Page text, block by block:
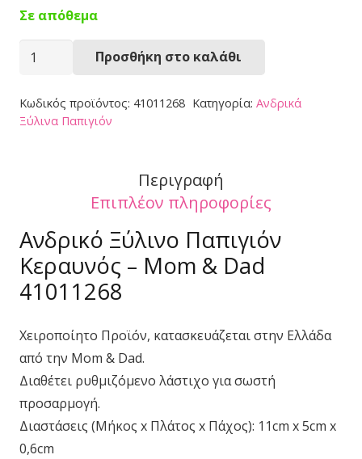
Σε απόθεμα
Ξύλινο
41011268
ποσότητα
Προσθήκη στο καλάθι
Κωδικός προϊόντος: 41011268 Κατηγορία: Ανδρικά
Ξύλινα Παπιγιόν
Περιγραφή
Επιπλέον πληροφορίες
Ανδρικό Ξύλινο Παπιγιόν
Κεραυνός – Mom & Dad
41011268
Χειροποίητο Προϊόν, κατασκευάζεται στην Ελλάδα
από την Mom & Dad.
Διαθέτει ρυθμιζόμενο λάστιχο για σωστή
προσαρμογή.
Διαστάσεις (Μήκος x Πλάτος x Πάχος): 11cm x 5cm x
0,6cm